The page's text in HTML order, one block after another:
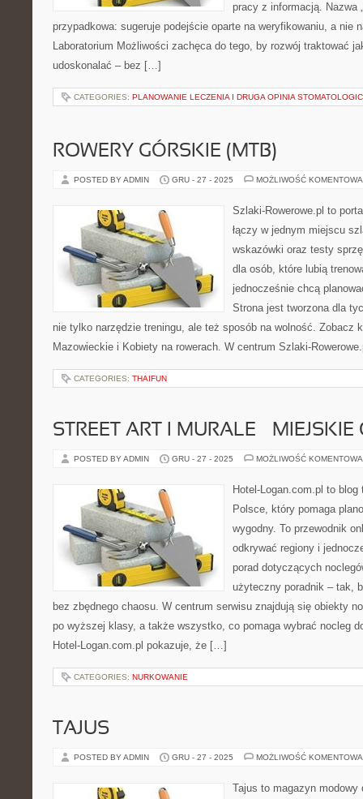
pracy z informacją. Nazwa
przypadkowa: sugeruje podejście oparte na weryfikowaniu, a nie
Laboratorium Możliwości zachęca do tego, by rozwój traktować
udoskonalać – bez […]
CATEGORIES: PLANOWANIE LECZENIA I DRUGA OPINIA
ROWERY GÓRSKIE (MTB)
POSTED BY ADMIN GRU - 27 - 2025 MOŻLIWOŚĆ
Szlaki-Rowerowe.pl to
łączy w jednym miejscu
wskazówki oraz testy
dla osób, które lubią
jednocześnie chcą
Strona jest tworzona dla
nie tylko narzędzie treningu, ale też sposób na wolność. Zobacz
Mazowieckie i Kobiety na rowerach. W centrum Szlaki-
CATEGORIES: THAIFUN
STREET ART I MURALE –
POSTED BY ADMIN GRU - 27 - 2025 MOŻLIWOŚĆ
Hotel-Logan.com.pl to
Polsce, który pomaga
wygodny. To przewodnik
odkrywać regiony i
porad dotyczących
użyteczny poradnik – tak,
bez zbędnego chaosu. W centrum serwisu znajdują się obiekty
po wyższej klasy, a także wszystko, co pomaga wybrać nocleg
Hotel-Logan.com.pl pokazuje, że […]
CATEGORIES: NURKOWANIE
TAJUS
POSTED BY ADMIN GRU - 27 - 2025 MOŻLIWOŚĆ
Tajus to magazyn